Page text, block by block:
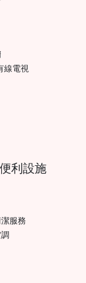
線電視
利設施
服務